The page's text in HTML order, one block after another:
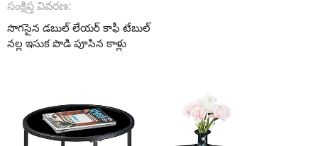
సంక్షిప్త వివరణ:
సొగసైన డబుల్ లేయర్ కాఫీ టేబుల్
నల్ల ఇసుక పొడి పూసిన కాళ్లు